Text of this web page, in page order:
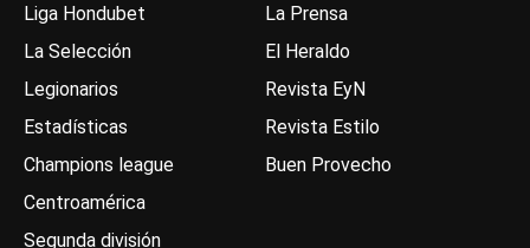
Liga Hondubet
La Selección
Legionarios
Estadísticas
Champions league
Centroamérica
Segunda división
La Prensa
El Heraldo
Revista EyN
Revista Estilo
Buen Provecho